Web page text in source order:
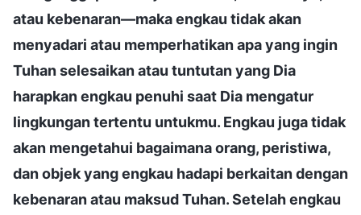
atau kebenaran—maka engkau tidak akan
menyadari atau memperhatikan apa yang ingin
Tuhan selesaikan atau tuntutan yang Dia
harapkan engkau penuhi saat Dia mengatur
lingkungan tertentu untukmu. Engkau juga tidak
akan mengetahui bagaimana orang, peristiwa,
dan objek yang engkau hadapi berkaitan dengan
kebenaran atau maksud Tuhan. Setelah engkau